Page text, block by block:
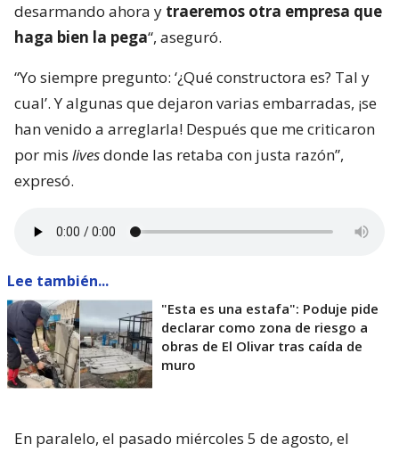
desarmando ahora y traeremos otra empresa que
haga bien la pega“, aseguró.
“Yo siempre pregunto: ‘¿Qué constructora es? Tal y
cual’. Y algunas que dejaron varias embarradas, ¡se
han venido a arreglarla! Después que me criticaron
por mis livesdonde las retaba con justa razón”,
expresó.
Lee también...
"Esta es una estafa": Poduje pide
declarar como zona de riesgo a
obras de El Olivar tras caída de
muro
En paralelo, el pasado miércoles 5 de agosto, el